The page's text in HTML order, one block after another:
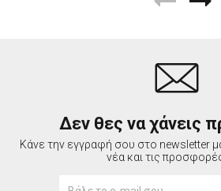
Δεν θες να χάνεις
Κάνε την εγγραφή σου στο newsletter
νέα και τις